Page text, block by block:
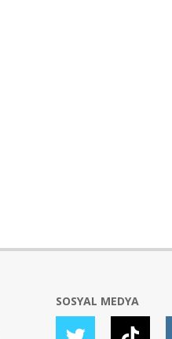
SOSYAL MEDYA